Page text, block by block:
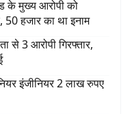
के मुख्य आरोपी को
50 हजार का था इनाम
से 3 आरोपी गिरफ्तार,
इंजीनियर 2 लाख रुपए